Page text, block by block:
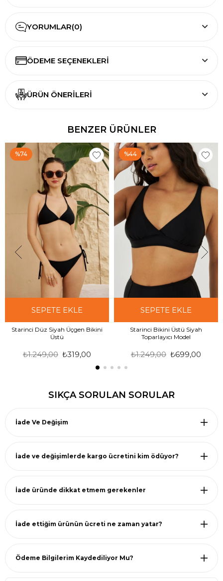
YORUMLAR(0)
ÖDEME SEÇENEKLERI
ÜRÜN ÖNERILERI
BENZER ÜRÜNLER
SEPETE EKLE
Starinci Düz Siyah Üçgen Bikini
Üstü
₺319,00
₺1.249,00
%74
SEPETE EKLE
Starinci Bikini Üstü Siyah
Toparlayıcı Model
₺699,00
₺1.249,00
%44
SIKÇA SORULAN SORULAR
İade Ve Değişim
İade ve değişimlerde kargo ücretini kim ödüyor?
İade üründe dikkat etmem gerekenler
İade ettiğim ürünün ücreti ne zaman yatar?
Ödeme Bilgilerim Kaydediliyor Mu?